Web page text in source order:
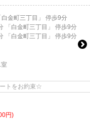
白金町三丁目」 停歩9分
「白金町三丁目」 停歩9分
「白金町三丁目」 停歩9分
室
トをお約束☆
円)